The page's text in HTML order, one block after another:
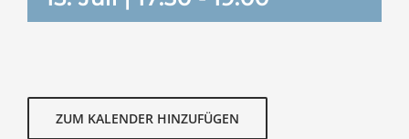
ZUM KALENDER HINZUFÜGEN